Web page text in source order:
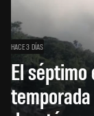
HACE 3 DÍAS
El